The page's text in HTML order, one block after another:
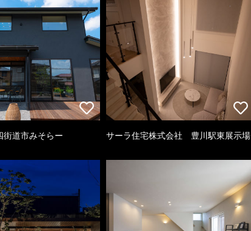
街道市みそらー サーラ住宅株式会社 豊川駅東展示場